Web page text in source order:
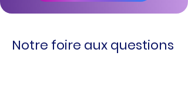
Notre foire aux questions